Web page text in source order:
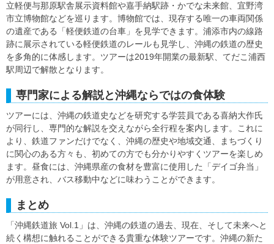
立軽便与那原駅舎展示資料館や嘉手納駅跡・かでな未来館、宜野湾
市立博物館などを巡ります。博物館では、現存する唯一の車両関係
の遺産である「軽便鉄道の台車」を見学できます。浦添市内の線路
跡に展示されている軽便鉄道のレールも見学し、沖縄の鉄道の歴史
を多角的に体感します。ツアーは2019年開業の最新駅、てだこ浦西
駅周辺で解散となります。
専門家による解説と沖縄ならではの食体験
ツアーには、沖縄の鉄道史などを研究する学芸員である喜納大作氏
が同行し、専門的な解説を交えながら全行程を案内します。これに
より、鉄道ファンだけでなく、沖縄の歴史や地域交通、まちづくり
に関心のある方々も、初めての方でも分かりやすくツアーを楽しめ
ます。昼食には、沖縄県産の食材を豊富に使用した「デイゴ弁当」
が用意され、バス移動中などに味わうことができます。
まとめ
「沖縄鉄道旅 Vol.1」は、沖縄の鉄道の過去、現在、そして未来へと
続く構想に触れることができる貴重な体験ツアーです。沖縄の新た